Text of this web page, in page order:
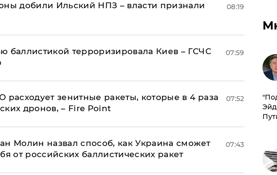
добили Ильский НПЗ – власти признали
08:19
баллистикой терроризировала Киев – ГСЧС
07:59
расходует зенитные ракеты, которые в 4 раза
дронов, – Fire Point
07:52
Молин назвал способ, как Украина сможет
от российских баллистических ракет
07:43